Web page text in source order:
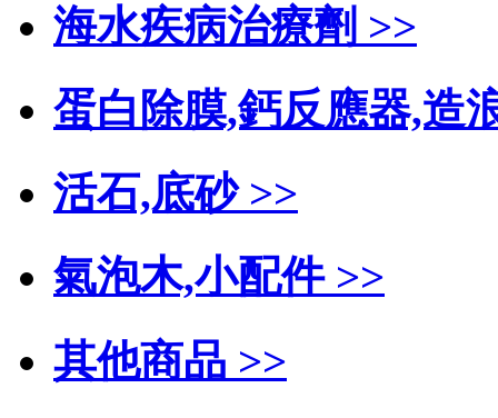
海水疾病治療劑 >>
蛋白除膜,鈣反應器,造
活石,底砂 >>
氣泡木,小配件 >>
其他商品 >>